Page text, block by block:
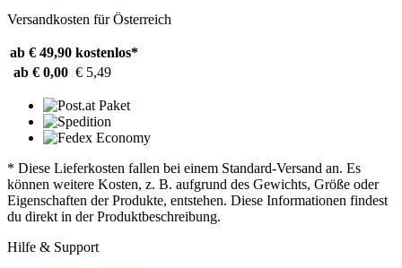
Versandkosten für Österreich
ab € 49,90 kostenlos*
ab € 0,00 € 5,49
* Diese Lieferkosten fallen bei einem Standard-Versand an. Es
können weitere Kosten, z. B. aufgrund des Gewichts, Größe oder
Eigenschaften der Produkte, entstehen. Diese Informationen findest
du direkt in der Produktbeschreibung.
Hilfe & Support